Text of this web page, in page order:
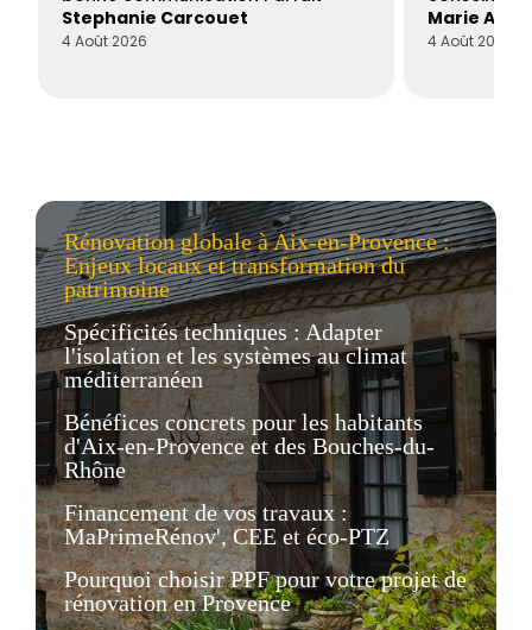
Stephanie Carcouet
4 Août 2026
Marie
4 Août 2026
Rénovation globale à Aix-en-Provence :
Enjeux locaux et transformation du
patrimoine
Spécificités techniques : Adapter
l'isolation et les systèmes au climat
méditerranéen
Bénéfices concrets pour les habitants
d'Aix-en-Provence et des Bouches-du-
Rhône
Financement de vos travaux :
MaPrimeRénov', CEE et éco-PTZ
Pourquoi choisir PPF pour votre projet de
rénovation en Provence